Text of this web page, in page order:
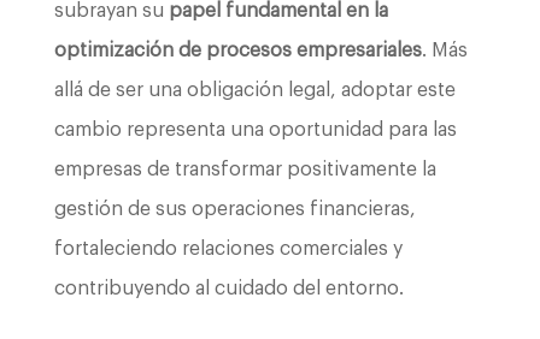
subrayan su papel fundamental en la
optimización de procesos empresariales. Más
allá de ser una obligación legal, adoptar este
cambio representa una oportunidad para las
empresas de transformar positivamente la
gestión de sus operaciones financieras,
fortaleciendo relaciones comerciales y
contribuyendo al cuidado del entorno.